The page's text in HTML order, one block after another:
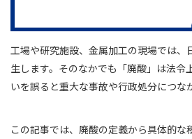
工場や研究施設、金属加工の現場では、
生します。そのなかでも「廃酸」は法令
いを誤ると重大な事故や行政処分につな
この記事では、廃酸の定義から具体的な